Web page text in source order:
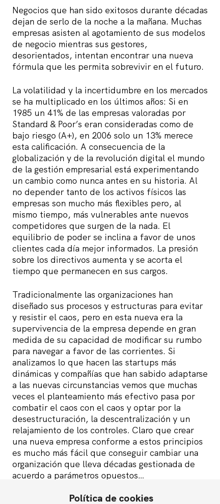
Negocios que han sido exitosos durante décadas
dejan de serlo de la noche a la mañana. Muchas
empresas asisten al agotamiento de sus modelos
de negocio mientras sus gestores,
desorientados, intentan encontrar una nueva
fórmula que les permita sobrevivir en el futuro.
La volatilidad y la incertidumbre en los mercados
se ha multiplicado en los últimos años: Si en
1985 un 41% de las empresas valoradas por
Standard & Poor’s eran consideradas como de
bajo riesgo (A+), en 2006 solo un 13% merece
esta calificación. A consecuencia de la
globalización y de la revolución digital el mundo
de la gestión empresarial está experimentando
un cambio como nunca antes en su historia. Al
no depender tanto de los activos físicos las
empresas son mucho más flexibles pero, al
mismo tiempo, más vulnerables ante nuevos
competidores que surgen de la nada. El
equilibrio de poder se inclina a favor de unos
clientes cada día mejor informados. La presión
sobre los directivos aumenta y se acorta el
tiempo que permanecen en sus cargos.
Tradicionalmente las organizaciones han
diseñado sus procesos y estructuras para evitar
y resistir el caos, pero en esta nueva era la
supervivencia de la empresa depende en gran
medida de su capacidad de modificar su rumbo
para navegar a favor de las corrientes. Si
analizamos lo que hacen las startups más
dinámicas y compañías que han sabido adaptarse
a las nuevas circunstancias vemos que muchas
veces el planteamiento más efectivo pasa por
combatir el caos con el caos y optar por la
desestructuración, la descentralización y un
relajamiento de los controles. Claro que crear
una nueva empresa conforme a estos principios
es mucho más fácil que conseguir cambiar una
organización que lleva décadas gestionada de
acuerdo a parámetros opuestos…
En todo caso, gestionar en el caos y en la
Política de cookies